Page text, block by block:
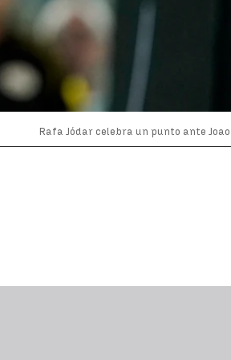
Rafa Jódar celebra un punto ante Joao